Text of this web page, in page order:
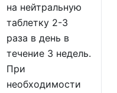
на нейтральную
таблетку 2-3
раза в день в
течение 3 недель.
При
необходимости